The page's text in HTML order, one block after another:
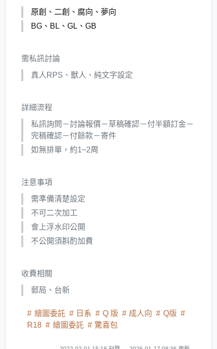
原創、二創、腐向、夢向
BG、BL、GL、GB
需私訊討論
真人RPS、獸人、純文字設定
詳細流程
私訊詢問－討論報價－草稿確認－付半額訂金－
完稿確認－付餘款－寄件
如無排單，約1~2周
注意事項
需準備清楚設定
不可二次加工
會上浮水印公開
不公開須斟酌加費
收費相關
郵局、台新
繪圖委託 日系 Q 版 成人向
Q版
R18
繪圖委託 驚喜包